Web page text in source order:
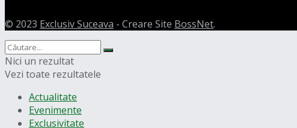
© 2023 Exclusiv Suceava - Creare Site BossNet.
Nici un rezultat
Vezi toate rezultatele
Actualitate
Evenimente
Exclusivitate